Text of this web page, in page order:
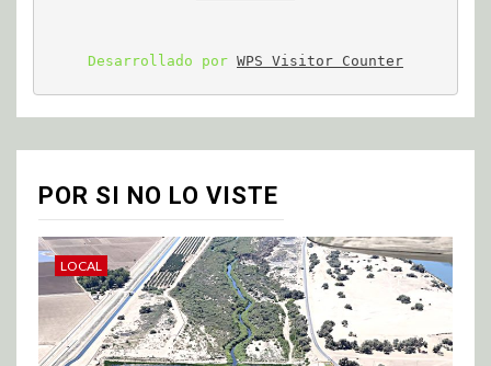
Desarrollado por WPS Visitor Counter
POR SI NO LO VISTE
LOCAL